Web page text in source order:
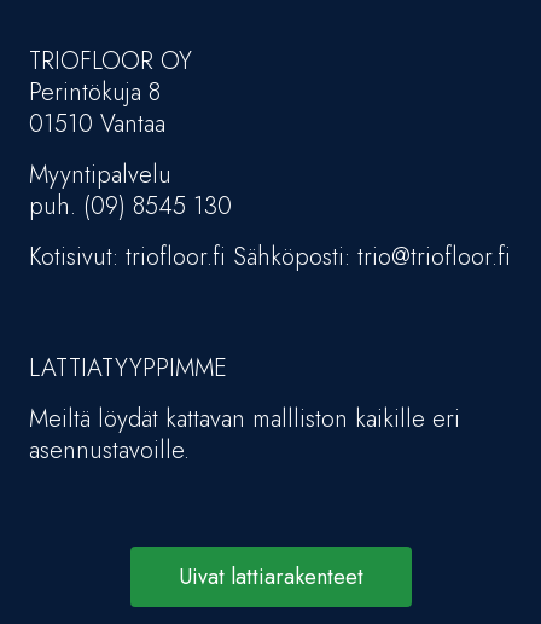
TRIOFLOOR OY
Perintökuja 8
01510 Vantaa
Myyntipalvelu
puh. (09) 8545 130
Kotisivut: triofloor.fi Sähköposti: trio@triofloor.fi
LATTIATYYPPIMME
Meiltä löydät kattavan mallliston kaikille eri
asennustavoille.
Uivat lattiarakenteet